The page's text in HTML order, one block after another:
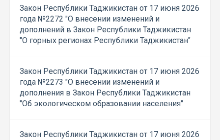
Закон Республики Таджикистан от 17 июня 2026
года №2272 "О внесении изменений и
дополнений в Закон Республики Таджикистан
"О горных регионах Республики Таджикистан"
Закон Республики Таджикистан от 17 июня 2026
года №2273 "О внесении изменений и
дополнения в Закон Республики Таджикистан
"Об экологическом образовании населения"
Закон Республики Таджикистан от 17 июня 2026